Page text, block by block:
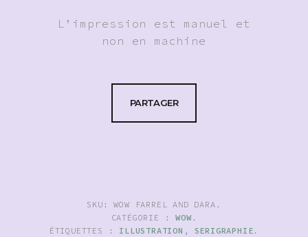
L’impression est manuel et
non en machine
PARTAGER
SKU:WOW FARREL AND DARA .
CATÉGORIE :WOW.
ÉTIQUETTES : ILLUSTRATION , SERIGRAPHIE .